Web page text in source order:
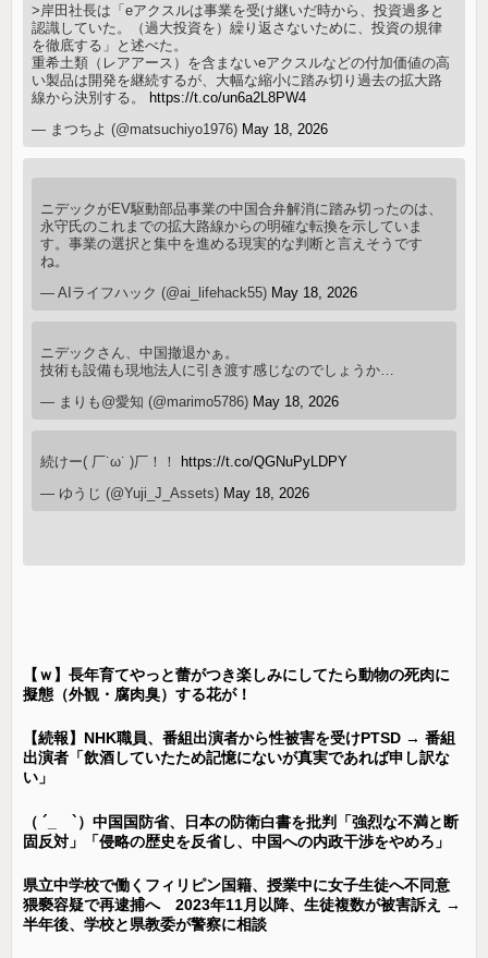
>岸田社長は「eアクスルは事業を受け継いだ時から、投資過多と
認識していた。（過大投資を）繰り返さないために、投資の規律
を徹底する」と述べた。
重希土類（レアアース）を含まないeアクスルなどの付加価値の高
い製品は開発を継続するが、大幅な縮小に踏み切り過去の拡大路
線から決別する。 https://t.co/un6a2L8PW4
— まつちよ (@matsuchiyo1976) May 18, 2026
ニデックがEV駆動部品事業の中国合弁解消に踏み切ったのは、
永守氏のこれまでの拡大路線からの明確な転換を示していま
す。事業の選択と集中を進める現実的な判断と言えそうです
ね。
— AIライフハック (@ai_lifehack55) May 18, 2026
ニデックさん、中国撤退かぁ。
技術も設備も現地法人に引き渡す感じなのでしょうか…
— まりも@愛知 (@marimo5786) May 18, 2026
続けー( 厂˙ω˙ )厂！！ https://t.co/QGNuPyLDPY
— ゆうじ (@Yuji_J_Assets) May 18, 2026
【ｗ】長年育てやっと蕾がつき楽しみにしてたら動物の死肉に
擬態（外観・腐肉臭）する花が！
【続報】NHK職員、番組出演者から性被害を受けPTSD → 番組
出演者「飲酒していたため記憶にないが真実であれば申し訳な
い」
（ ´_ゝ`）中国国防省、日本の防衛白書を批判「強烈な不満と断
固反対」「侵略の歴史を反省し、中国への内政干渉をやめろ」
県立中学校で働くフィリピン国籍、授業中に女子生徒へ不同意
猥褻容疑で再逮捕へ 2023年11月以降、生徒複数が被害訴え →
半年後、学校と県教委が警察に相談